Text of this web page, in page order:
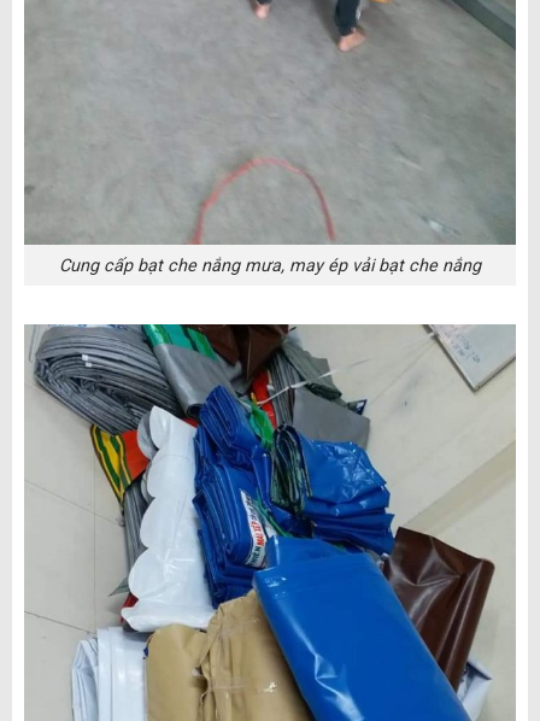
Cung cấp bạt che nắng mưa, may ép vải bạt che nắng